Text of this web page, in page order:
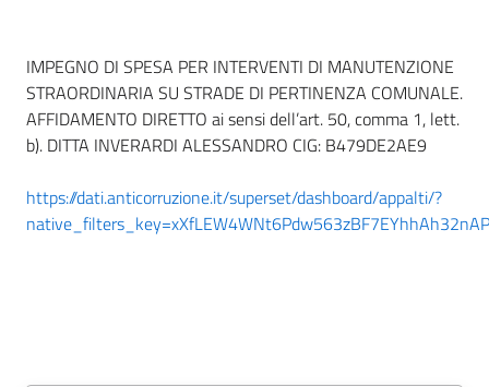
IMPEGNO DI SPESA PER INTERVENTI DI MANUTENZIONE
STRAORDINARIA SU STRADE DI PERTINENZA COMUNALE.
AFFIDAMENTO DIRETTO ai sensi dell’art. 50, comma 1, lett.
b). DITTA INVERARDI ALESSANDRO CIG: B479DE2AE9
https://dati.anticorruzione.it/superset/dashboard/appalti/?